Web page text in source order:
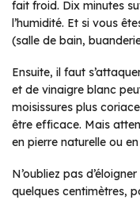
fait froid. Dix minutes
l’humidité. Et si vous
(salle de bain,
Ensuite, il faut
et de vinaigre blanc
moisissures plus
être efficace. Mais
en pierre naturelle ou
N’oubliez pas
quelques centimètres,